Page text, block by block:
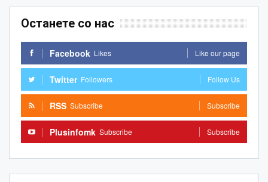
Останете со нас
Facebook Likes Like our page
Twitter Followers Follow Us
RSS Subscribe Subscribe
Plusinfomk Subscribe Subscribe